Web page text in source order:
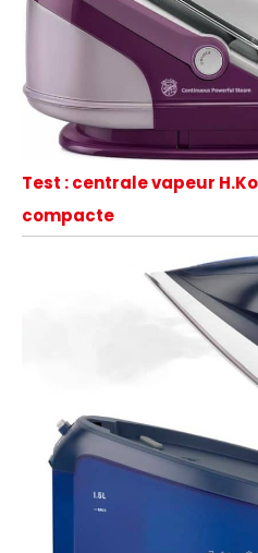
Test : centrale vapeur
compacte